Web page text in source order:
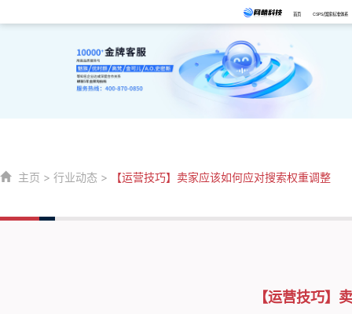
首页 CSPS/国家标准体系
主页 > 行业动态 > 【运营技巧】卖家应该如何应对搜索权重调整
【运营技巧】